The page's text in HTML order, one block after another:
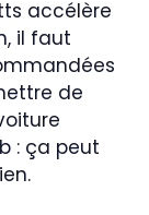
accélère
il faut
de
: ça peut